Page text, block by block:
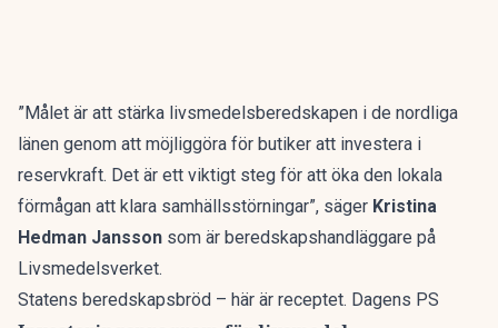
”Målet är att stärka livsmedelsberedskapen i de nordliga
länen genom att möjliggöra för butiker att investera i
reservkraft. Det är ett viktigt steg för att öka den lokala
förmågan att klara samhällsstörningar”, säger Kristina
Hedman Jansson som är beredskapshandläggare på
Livsmedelsverket.
Statens beredskapsbröd – här är receptet. Dagens PS